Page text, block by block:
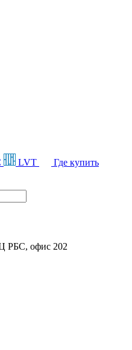
LVT
Где купить
РБС, офис 202